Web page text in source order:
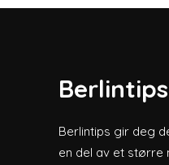
Berlintips
Berlintips gir deg
en del av et større